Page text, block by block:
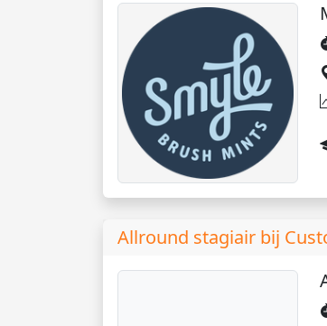
Allround stagiair bij